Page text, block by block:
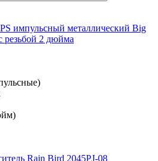
импульсный металлический Big
резьбой 2 дюйма